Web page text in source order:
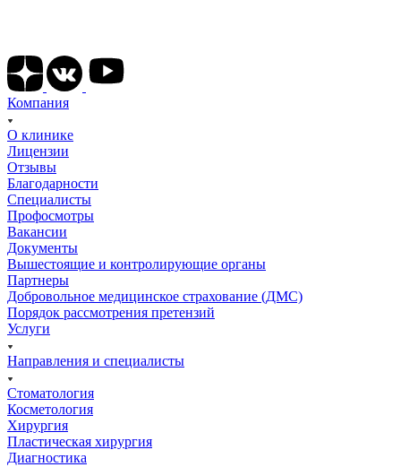
Компания
О клинике
Лицензии
Отзывы
Благодарности
Специалисты
Профосмотры
Вакансии
Документы
Вышестоящие и контролирующие органы
Партнеры
Добровольное медицинское страхование (ДМС)
Порядок рассмотрения претензий
Услуги
Направления и специалисты
Стоматология
Косметология
Хирургия
Пластическая хирургия
Диагностика